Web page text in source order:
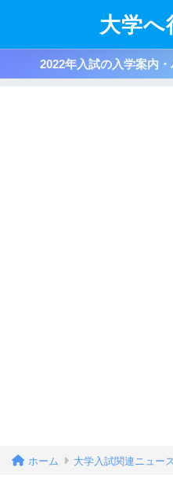
大学へ
2022年入試の入学案内
ホーム 大学入試関連ニュー